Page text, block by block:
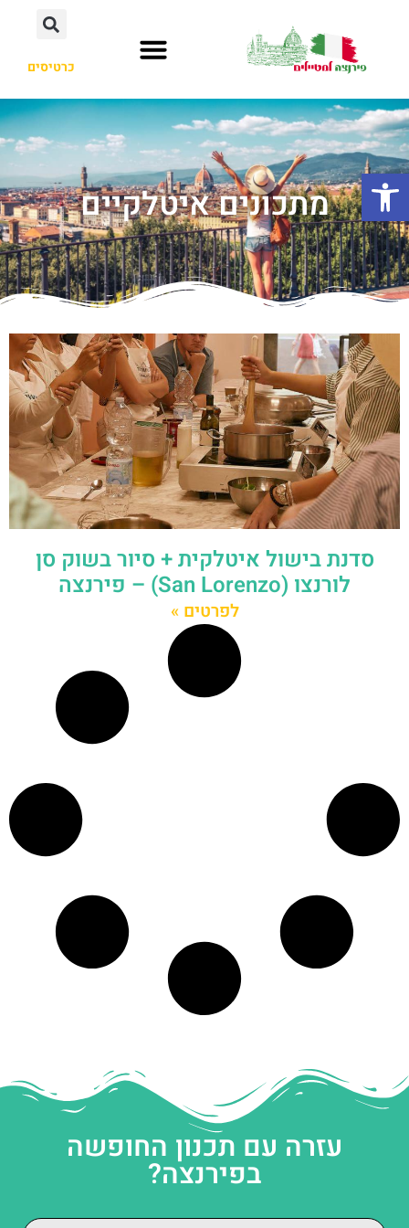
כרטיסים
מתכונים איטלקיים
סדנת בישול איטלקית + סיור בשוק סן
לורנצו (San Lorenzo) – פירנצה
לפרטים »
עזרה עם תכנון החופשה
בפירנצה?
פתח סרגל נגישות